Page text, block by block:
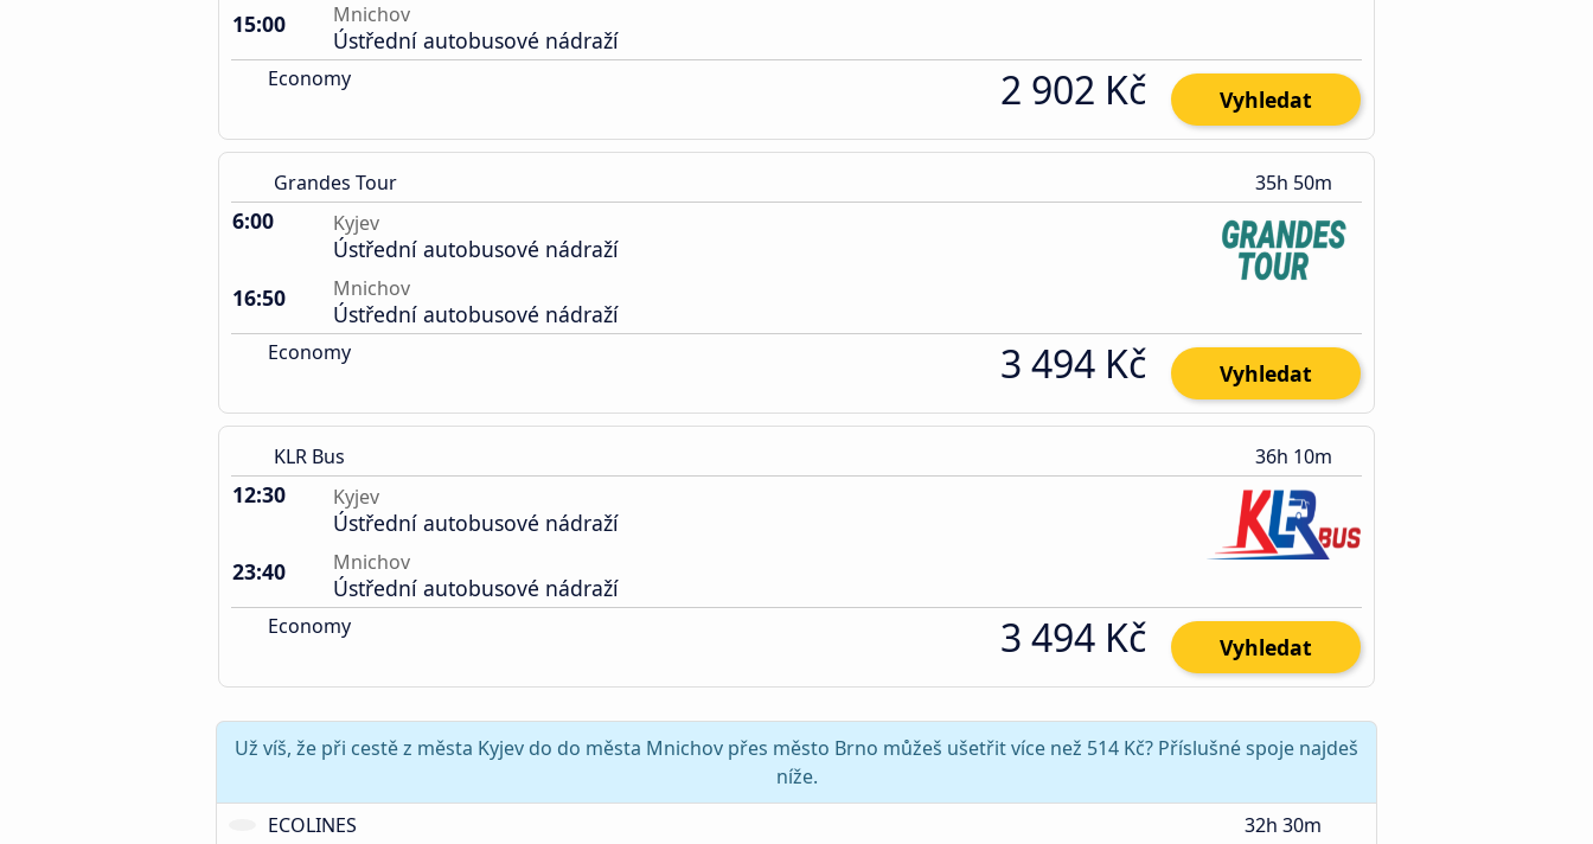
15:00
Mnichov
Ústřední autobusové nádraží
Economy 2 902 Kč Vyhledat
Grandes Tour 35h 50m
6:00 Kyjev
Ústřední autobusové nádraží
16:50
Mnichov
Ústřední autobusové nádraží
Economy 3 494 Kč Vyhledat
KLR Bus 36h 10m
12:30 Kyjev
Ústřední autobusové nádraží
23:40
Mnichov
Ústřední autobusové nádraží
Economy 3 494 Kč Vyhledat
Už víš, že při cestě z města Kyjev do do města Mnichov přes město Brno můžeš ušetřit více než 514 Kč? Příslušné spoje najdeš
níže.
ECOLINES
32h 30m